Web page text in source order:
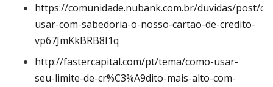
https://comunidade.nubank.com.br/duvidas/post/
usar-com-sabedoria-o-nosso-cartao-de-credito-
vp67JmKkBRB8I1q
http://fastercapital.com/pt/tema/como-usar-
seu-limite-de-cr%C3%A9dito-mais-alto-com-